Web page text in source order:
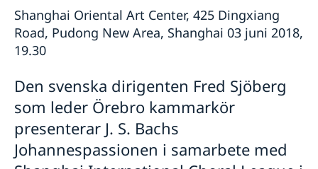
Provisoriskt pass
Samordningsnummer
Intyg och apostille
Competent Swedish Authority to issue Apostille
Äktenskapscertifikat
Avgifter
Lediga tjänster
Dataskyddspolicy (GDPR)
Kontakt och öppettider
Så stöttar vi svenska företag
Vi är en resurs för svenska företag
Så kan du få stöd
Svenska företag i Kina
Anmäl handelshinder
Shanghai Oriental Art Center, 425 Dingxiang
Road, Pudong New Area, Shanghai 03 juni 2018,
19.30
Den svenska dirigenten Fred Sjöberg
som leder Örebro kammarkör
presenterar J. S. Bachs
Johannespassionen i samarbete med